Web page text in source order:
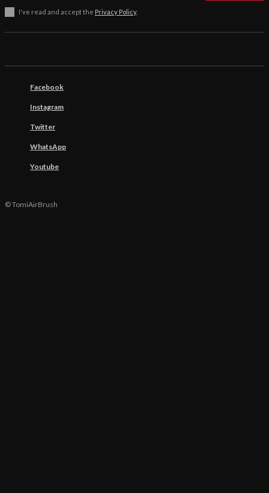
I've read and accept the Privacy Policy.
Facebook
Instagram
Twitter
WhatsApp
Youtube
© TomiAirBrush